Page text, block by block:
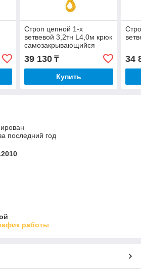
Строп цепной 1-х
ветвевой 3,2тн L4,0м крюк
самозакрывающийся
39 130₸
Купить
34
последний год
работы